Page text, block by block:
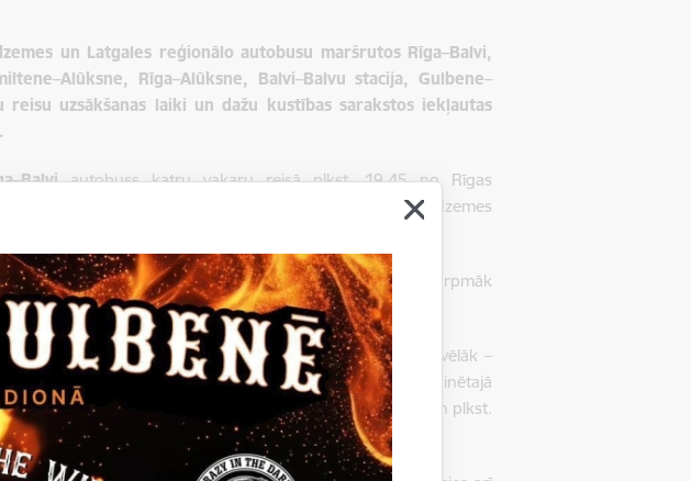
un Latgales reģionālo autobusu maršrutos Rīga–Balvi,
Rīga–Alūksne, Balvi–Balvu stacija, Gulbene–
reisu uzsākšanas laiki un dažu kustības sarakstos iekļautas
autobuss katru vakaru reisā plkst. 19.45 no Rīgas
“Pagrieziens uz Allažiem”, kas atrodas Siguldā uz Vidzemes
autobuss divos reisos katru dienu turpmāk
16.20 no Rīgas un plkst. 2.00 no Baltinavas.
pēcpusdienas reiss no Rīgas tiks uzsākts stundu vēlāk –
dienu apstāsies arī pieturā “Pagrieziens uz Allažiem”. Minētajā
maršruta reisos – no Rīgas plkst. 14.15 (darba dienās) un plkst.
dienās) un plkst. 15.30 (svētdienās).